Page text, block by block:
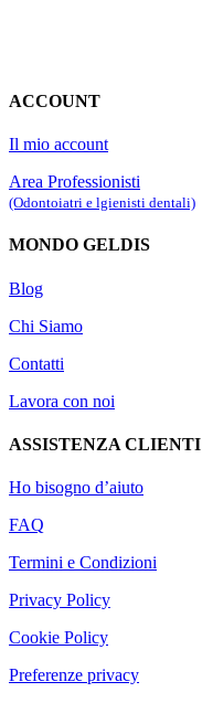
ACCOUNT
Il mio account
Area Professionisti
(Odontoiatri e lgienisti dentali)
MONDO GELDIS
Blog
Chi Siamo
Contatti
Lavora con noi
ASSISTENZA CLIENTI
Ho bisogno d’aiuto
FAQ
Termini e Condizioni
Privacy Policy
Cookie Policy
Preferenze privacy